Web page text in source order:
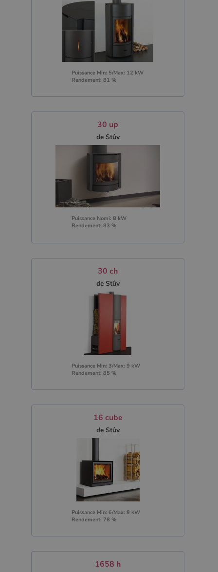
Puissance Min: 5/Max: 12 kW
Rendement: 81 %
30 up
de Stûv
Puissance Nomi: 8 kW
Rendement: 83 %
30 ch
de Stûv
Puissance Min: 3/Max: 9 kW
Rendement: 85 %
16 cube
de Stûv
Puissance Min: 6/Max: 9 kW
Rendement: 78 %
1658 h